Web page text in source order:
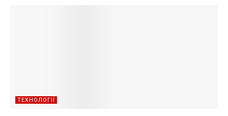
ТЕХНОЛОГІЇ